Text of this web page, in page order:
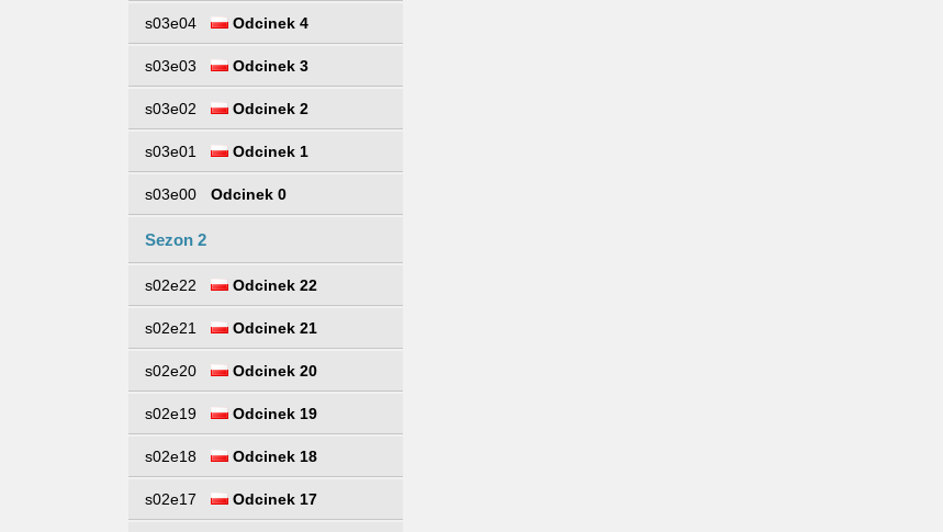
s03e04 Odcinek 4
s03e03 Odcinek 3
s03e02 Odcinek 2
s03e01 Odcinek 1
s03e00 Odcinek 0
Sezon 2
s02e22 Odcinek 22
s02e21 Odcinek 21
s02e20 Odcinek 20
s02e19 Odcinek 19
s02e18 Odcinek 18
s02e17 Odcinek 17